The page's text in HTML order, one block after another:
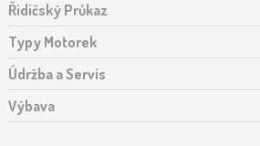
Řidičský Průkaz
Typy Motorek
Údržba a Servis
Výbava